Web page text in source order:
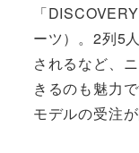
「
ーツ）。2列5
されるなど、
きるのも魅力
モデルの受注